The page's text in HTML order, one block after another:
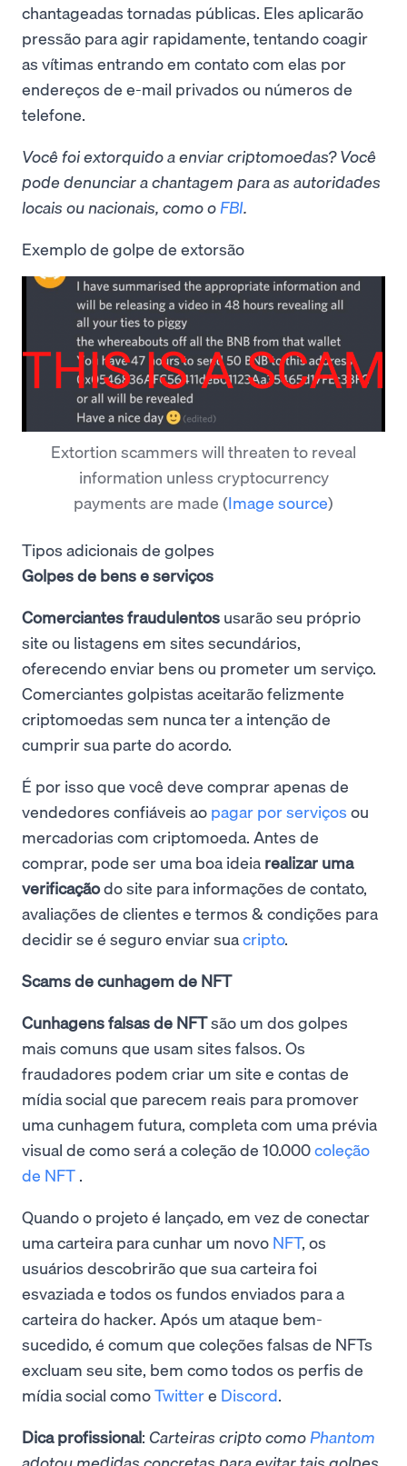
chantageadas tornadas públicas. Eles aplicarão
pressão para agir rapidamente, tentando coagir
as vítimas entrando em contato com elas por
endereços de e-mail privados ou números de
telefone.
Você foi extorquido a enviar criptomoedas? Você
pode denunciar a chantagem para as autoridades
locais ou nacionais, como o FBI.
Exemplo de golpe de extorsão
Extortion scammers will threaten to reveal
information unless cryptocurrency
payments are made (Image source)
Tipos adicionais de golpes
Golpes de bens e serviços
Comerciantes fraudulentos usarão seu próprio
site ou listagens em sites secundários,
oferecendo enviar bens ou prometer um serviço.
Comerciantes golpistas aceitarão felizmente
criptomoedas sem nunca ter a intenção de
cumprir sua parte do acordo.
É por isso que você deve comprar apenas de
vendedores confiáveis ao pagar por serviços ou
mercadorias com criptomoeda. Antes de
comprar, pode ser uma boa ideia realizar uma
verificaçãodo site para informações de contato,
avaliações de clientes e termos & condições para
decidir se é seguro enviar suacripto.
Scams de cunhagem de NFT
Cunhagens falsas de NFTsão um dos golpes
mais comuns que usam sites falsos. Os
fraudadores podem criar um site e contas de
mídia social que parecem reais para promover
uma cunhagem futura, completa com uma prévia
visual de como será a coleção de 10.000coleção
de NFT .
Quando o projeto é lançado, em vez de conectar
uma carteira para cunhar um novo NFT, os
usuários descobrirão que sua carteira foi
esvaziada e todos os fundos enviados para a
carteira do hacker. Após um ataque bem-
sucedido, é comum que coleções falsas de NFTs
excluam seu site, bem como todos os perfis de
mídia social comoTwittere Discord.
Dica profissional: Carteiras cripto como Phantom
adotou medidas concretas para evitar tais golpes